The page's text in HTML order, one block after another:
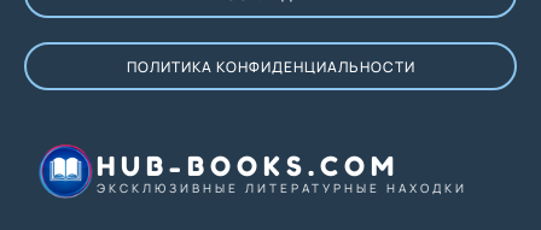
ПОЛИТИКА КОНФИДЕНЦИАЛЬНОСТИ
HUB-BOOKS.COM
ЭКСКЛЮЗИВНЫЕ ЛИТЕРАТУРНЫЕ НАХОДКИ